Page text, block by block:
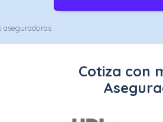
aseguradoras
Cotiza con